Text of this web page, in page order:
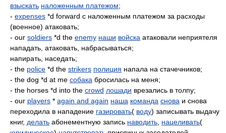
взыскать наложенным платежом;
- expenses *d forward с наложенным платежом за расходы
(военное) атаковать;
- our soldiers *d the enemy наши войска атаковали неприятеля
нападать, атаковать, набрасываться;
напирать, наседать;
- the police *d the strikers полиция напала на стачечников;
- the dog *d at me собака бросилась на меня;
- the horses *d into the crowd лошади врезались в толпу;
- our players * again and again наша команда снова и снова
переходила в нападение газировать( воду) записывать выдачу
книг, делать абонементную запись наводить нацеливать(